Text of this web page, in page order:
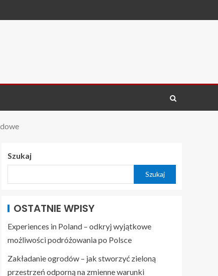
Szukaj
Szukaj
OSTATNIE WPISY
Experiences in Poland – odkryj wyjątkowe
możliwości podróżowania po Polsce
Zakładanie ogrodów – jak stworzyć zieloną
przestrzeń odporną na zmienne warunki